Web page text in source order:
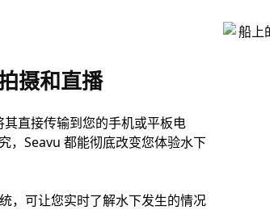
捕捉每一次攻击
摄和直播
直接传输到您的手机或平板电
，Seavu 都能彻底改变您体验水下
，可让您实时了解水下发生的情况